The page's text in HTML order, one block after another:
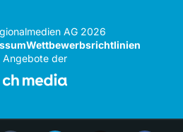
AG 2026
Wettbewerbsrichtlinien
Angebote der